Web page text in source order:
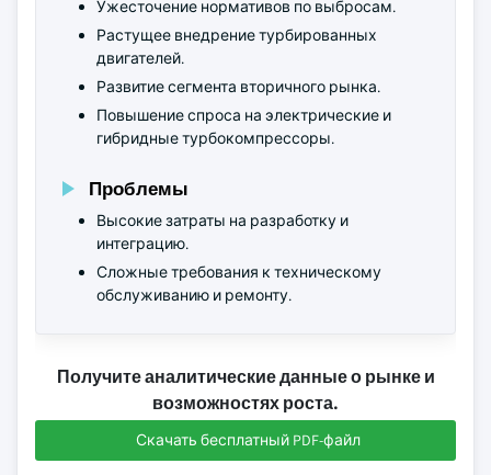
Ужесточение нормативов по выбросам.
Растущее внедрение турбированных
двигателей.
Развитие сегмента вторичного рынка.
Повышение спроса на электрические и
гибридные турбокомпрессоры.
Проблемы
Высокие затраты на разработку и
интеграцию.
Сложные требования к техническому
обслуживанию и ремонту.
Получите аналитические данные о рынке и
возможностях роста.
Скачать бесплатный PDF-файл